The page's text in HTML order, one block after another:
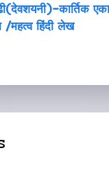
कार्तिक
/महत्व हिंदी लेख